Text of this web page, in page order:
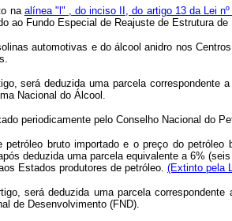
na alínea "l" , do inciso II, do artigo 13 da Lei
ao Fundo Especial de Reajuste de Estrutura
automotivas e do álcool anidro nos
será deduzida uma parcela
Nacional do Álcool.
periodicamente pelo Conselho Nacional do
bruto importado e o preço do
deduzida uma parcela equivalente a 6%
Estados produtores de petróleo. (Extinto pela
será deduzida uma parcela
de Desenvolvimento (FND).